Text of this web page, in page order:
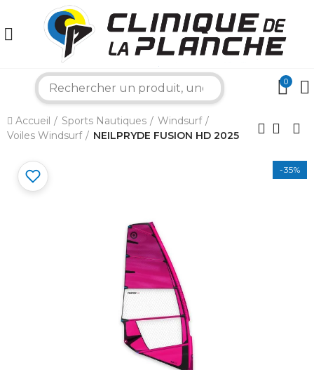
0
Accueil Sports Nautiques
Windsurf
Voiles Windsurf
NEILPRYDE FUSION HD 2025
-35%